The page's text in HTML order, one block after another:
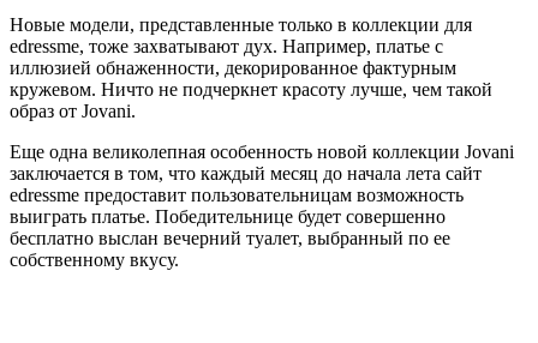
Новые модели, представленные только в коллекции для
edressme, тоже захватывают дух. Например, платье с
иллюзией обнаженности, декорированное фактурным
кружевом. Ничто не подчеркнет красоту лучше, чем такой
образ от Jovani.
Еще одна великолепная особенность новой коллекции Jovani
заключается в том, что каждый месяц до начала лета сайт
edressme предоставит пользовательницам возможность
выиграть платье. Победительнице будет совершенно
бесплатно выслан вечерний туалет, выбранный по ее
собственному вкусу.